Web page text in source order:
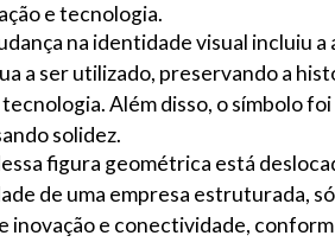
e tecnologia.
na identidade visual incluiu
a ser utilizado, preservando a
Além disso, o símbolo
solidez.
figura geométrica está
de uma empresa estruturada,
inovação e conectividade,